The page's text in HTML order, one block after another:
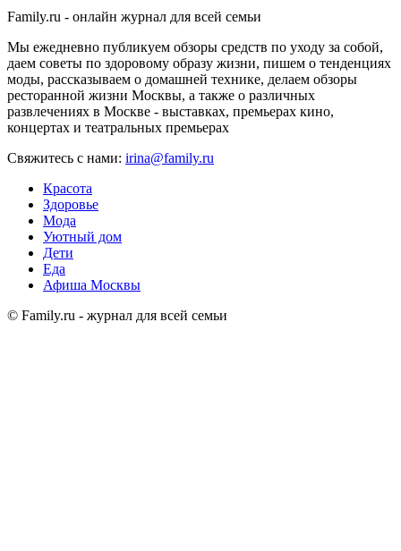
Family.ru - онлайн журнал для всей семьи
Мы ежедневно публикуем обзоры средств по уходу за собой,
даем советы по здоровому образу жизни, пишем о тенденциях
моды, рассказываем о домашней технике, делаем обзоры
ресторанной жизни Москвы, а также о различных
развлечениях в Москве - выставках, премьерах кино,
концертах и театральных премьерах
Свяжитесь с нами: irina@family.ru
Красота
Здоровье
Мода
Уютный дом
Дети
Еда
Афиша Москвы
© Family.ru - журнал для всей семьи